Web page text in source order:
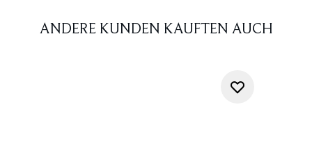
ANDERE KUNDEN KAUFTEN AUCH